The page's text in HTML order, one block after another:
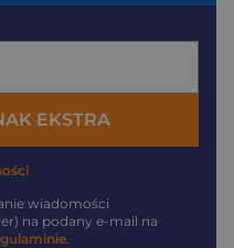
EKSTRA
wiadomości
na podany e-mail na
.